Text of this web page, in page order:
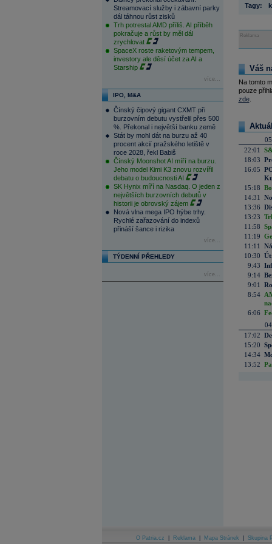
Streamovací služby i zábavní parky
dál táhnou růst zisků
Trh potrestal AMD příliš. AI příběh
pokračuje a růst by měl dál
zrychlovat
SpaceX roste raketovým tempem,
investory ale děsí účet za AI a
Starship
více...
IPO, M&A
Čínský čipový gigant CXMT při
burzovním debutu vystřelil přes 500
%. Překonal i největší banku země
Stát by mohl dát na burzu až 40
procent akcií pražského letiště v
roce 2028, řekl Babiš
Čínský Moonshot AI míří na burzu.
Jeho model Kimi K3 znovu rozvířil
debatu o budoucnosti AI
SK Hynix míří na Nasdaq. O jeden z
největších burzovních debutů v
historii je obrovský zájem
Nová vlna mega IPO hýbe trhy.
Rychlé zařazování do indexů
přináší šance i rizika
více...
TÝDENNÍ PŘEHLEDY
více...
Tagy:
Reklama
Váš
Na tomto
pouze
zde.
22:01
18:03
16:05
15:18
14:31
13:36
13:23
11:58
11:19
11:11
10:30
9:43
9:14
9:01
8:54
6:06
17:02
15:20
14:34
13:52
O Patria.cz Reklama Mapa Stránek Skupina